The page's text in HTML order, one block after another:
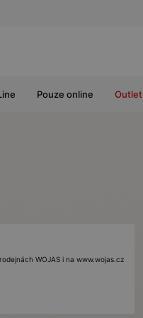
Pouze online Outlet
WOJAS i na www.wojas.cz